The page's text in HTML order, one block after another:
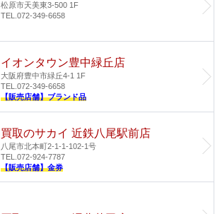
松原市天美東3-500 1F
TEL.072-349-6658
イオンタウン豊中緑丘店
大阪府豊中市緑丘4-1 1F
TEL.072-349-6658
【販売店舗】ブランド品
買取のサカイ 近鉄八尾駅前店
八尾市北本町2-1-1-102-1号
TEL.072-924-7787
【販売店舗】金券